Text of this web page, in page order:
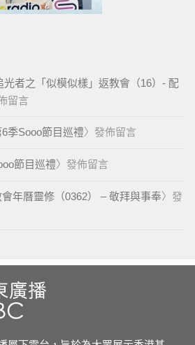
光者之「似模似樣」返教會（16）- 配
留言
6季Sooo節目巡禮〉發佈留言
節目巡禮〉發佈留言
會年曆靈修（0362） – 敬拜與事奉〉發